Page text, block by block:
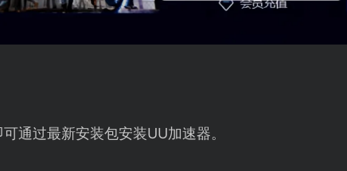
通过最新安装包安装UU加速器。